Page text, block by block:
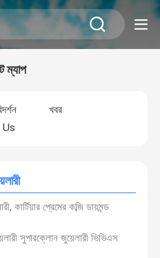
ম্যাপ
খবর
কার্টিয়ার প্রেমের কব্জি ডায়মন্ড
সুপারক্লোন জুয়েলারী ভিভিএস